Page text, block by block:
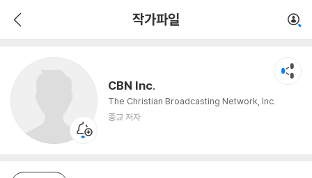
작가파일
CBN Inc.
The Christian Broadcasting Network, Inc.
종교 저자